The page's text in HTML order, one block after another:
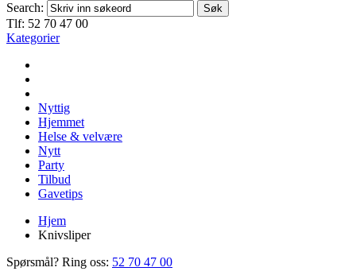
Search:
Søk
Tlf: 52 70 47 00
Kategorier
Nyttig
Hjemmet
Helse & velvære
Nytt
Party
Tilbud
Gavetips
Hjem
Knivsliper
Spørsmål? Ring oss: 52 70 47 00